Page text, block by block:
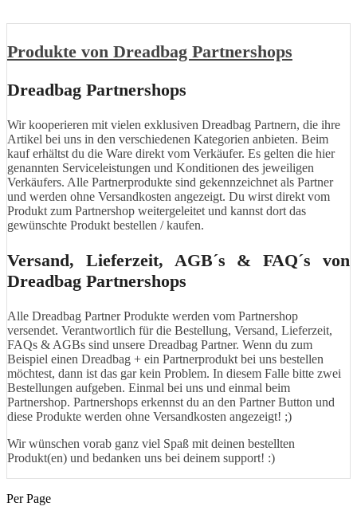
Produkte von Dreadbag Partnershops
Dreadbag Partnershops
Wir kooperieren mit vielen exklusiven Dreadbag Partnern, die ihre
Artikel bei uns in den verschiedenen Kategorien anbieten. Beim
kauf erhältst du die Ware direkt vom Verkäufer. Es gelten die hier
genannten Serviceleistungen und Konditionen des jeweiligen
Verkäufers. Alle Partnerprodukte sind gekennzeichnet als Partner
und werden ohne Versandkosten angezeigt. Du wirst direkt vom
Produkt zum Partnershop weitergeleitet und kannst dort das
gewünschte Produkt bestellen / kaufen.
Versand, Lieferzeit, AGB´s & FAQ´s von
Dreadbag Partnershops
Alle Dreadbag Partner Produkte werden vom Partnershop
versendet. Verantwortlich für die Bestellung, Versand, Lieferzeit,
FAQs & AGBs sind unsere Dreadbag Partner. Wenn du zum
Beispiel einen Dreadbag + ein Partnerprodukt bei uns bestellen
möchtest, dann ist das gar kein Problem. In diesem Falle bitte zwei
Bestellungen aufgeben. Einmal bei uns und einmal beim
Partnershop. Partnershops erkennst du an den Partner Button und
diese Produkte werden ohne Versandkosten angezeigt! ;)
Wir wünschen vorab ganz viel Spaß mit deinen bestellten
Produkt(en) und bedanken uns bei deinem support! :)
Per Page